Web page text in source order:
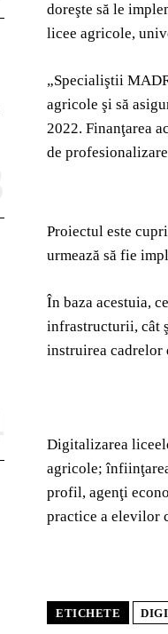
doreşte să le
licee agricole,
„Specialiştii
agricole şi să
2022. Finanţarea
de
Proiectul este
urmează să fie
În baza acestuia,
infrastructurii, cât
instruirea cadrelor
Digitalizarea
agricole;
profil, agenţi
practice a elevilor
ETICHETE